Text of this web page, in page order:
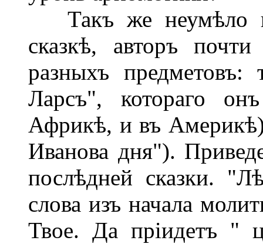
Такъ же неумѣло и
сказкѣ, авторъ
разныхъ предметовъ:
Ларсъ", котораго
Африкѣ, и въ
Иванова дня").
послѣдней сказки.
слова изъ начала
Твое. Да пріидетъ "